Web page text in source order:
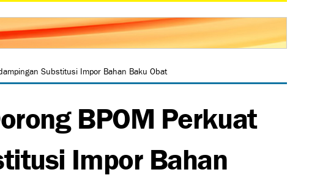
Substitusi Impor Bahan Baku Obat
BPOM Perkuat
Impor Bahan